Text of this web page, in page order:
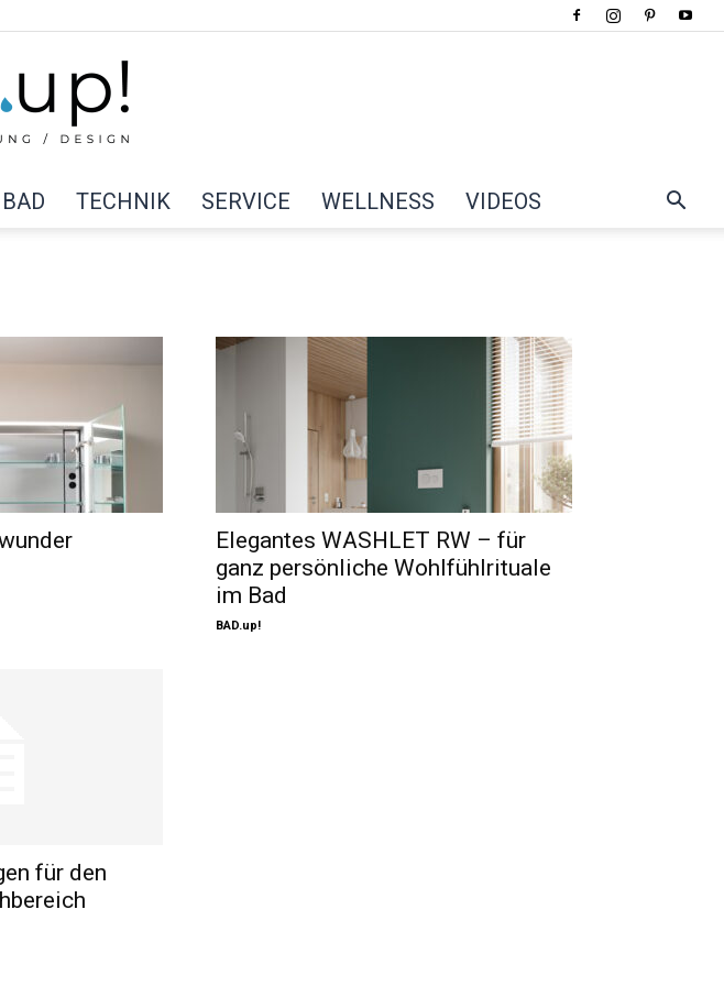
TECHNIK SERVICE WELLNESS VIDEOS
Elegantes WASHLET RW – für
ganz persönliche Wohlfühlrituale
im Bad
BAD.up!
für den